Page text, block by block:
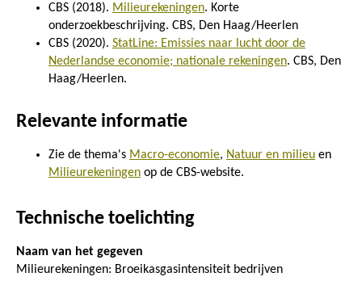
CBS (2018). Milieurekeningen. Korte
onderzoekbeschrijving. CBS, Den Haag/Heerlen
CBS (2020). StatLine: Emissies naar lucht door de
Nederlandse economie; nationale rekeningen. CBS, Den
Haag/Heerlen.
Relevante informatie
Zie de thema's Macro-economie, Natuur en milieu en
Milieurekeningen op de CBS-website.
Technische toelichting
Naam van het gegeven
Milieurekeningen: Broeikasgasintensiteit bedrijven